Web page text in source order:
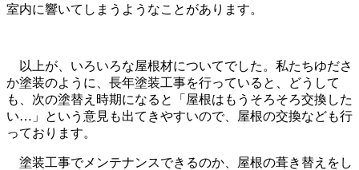
室内に響いてしまうようなことがあります。
以上が、いろいろな屋根材についてでした。私たちゆださ
か塗装のように、長年塗装工事を行っていると、どうして
も、次の塗替え時期になると「屋根はもうそろそろ交換した
い…」という意見も出てきやすいので、屋根の交換なども行
っております。
塗装工事でメンテナンスできるのか、屋根の葺き替えをし